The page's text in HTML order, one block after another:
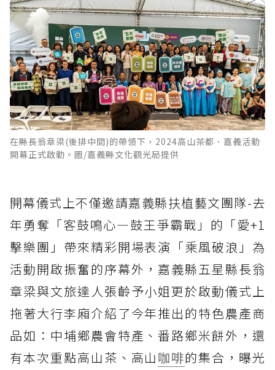
在縣長翁章梁(後排中間)的帶領下，2024高山茶都．嘉義活動
開幕正式啟動。圖/嘉義縣文化觀光局提供
開幕儀式上不僅邀請嘉義縣扶植藝文團隊-去
年勇奪「客鼓鳴心—鼓王爭霸戰」的「愛+1
擊樂團」帶來精彩開場表演「乘風破浪」為
活動開啟振奮的序幕外，嘉義縣五星縣長翁
章梁與文旅達人張齡予小姐更於啟動儀式上
拖著大行李廂介紹了今年推出的特色農產商
品如：中埔鄉農會特產、番路鄉米餅外，還
有本次重點高山茶、高山咖啡的集合，曝光